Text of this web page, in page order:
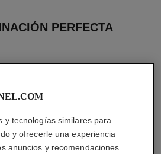
PERFECTA
y tecnologías similares para
y ofrecerle una experiencia
anuncios y recomendaciones